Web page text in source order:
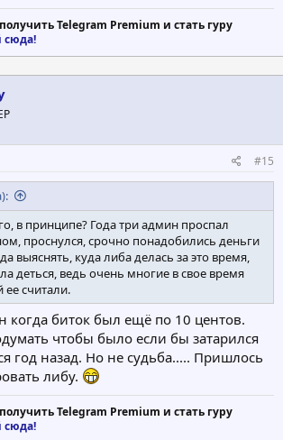
Telegram Premium и стать гуру
сюда!
#15
в принципе? Года три админ проспал
проснулся, срочно понадобились деньги
выяснять, куда либа делась за это время,
деться, ведь очень многие в свое время
ее считали.
когда биток был ещё по 10 центов.
чтобы было если бы затарился
год назад. Но не судьба..... Пришлось
либу.
Telegram Premium и стать гуру
сюда!